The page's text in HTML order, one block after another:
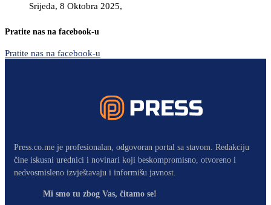
Srijeda, 8 Oktobra 2025,
Pratite nas na facebook-u
Pratite nas na facebook-u
Press.co.me je profesionalan, odgovoran portal sa stavom. Redakciju
čine iskusni urednici i novinari koji beskompromisno, otvoreno i
nedvosmisleno izvještavaju i informišu javnost.
Mi smo tu zbog Vas, čitamo se!